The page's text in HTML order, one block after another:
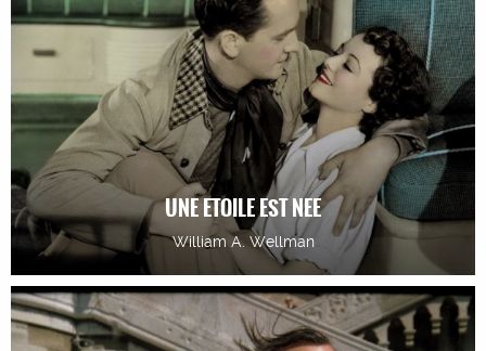
UNE ETOILE EST NEE
William A. Wellman